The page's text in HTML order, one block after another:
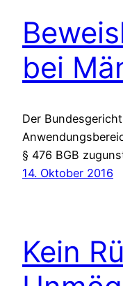
bei
Der
§ 476 BGB
14. Oktober 2016
Kein